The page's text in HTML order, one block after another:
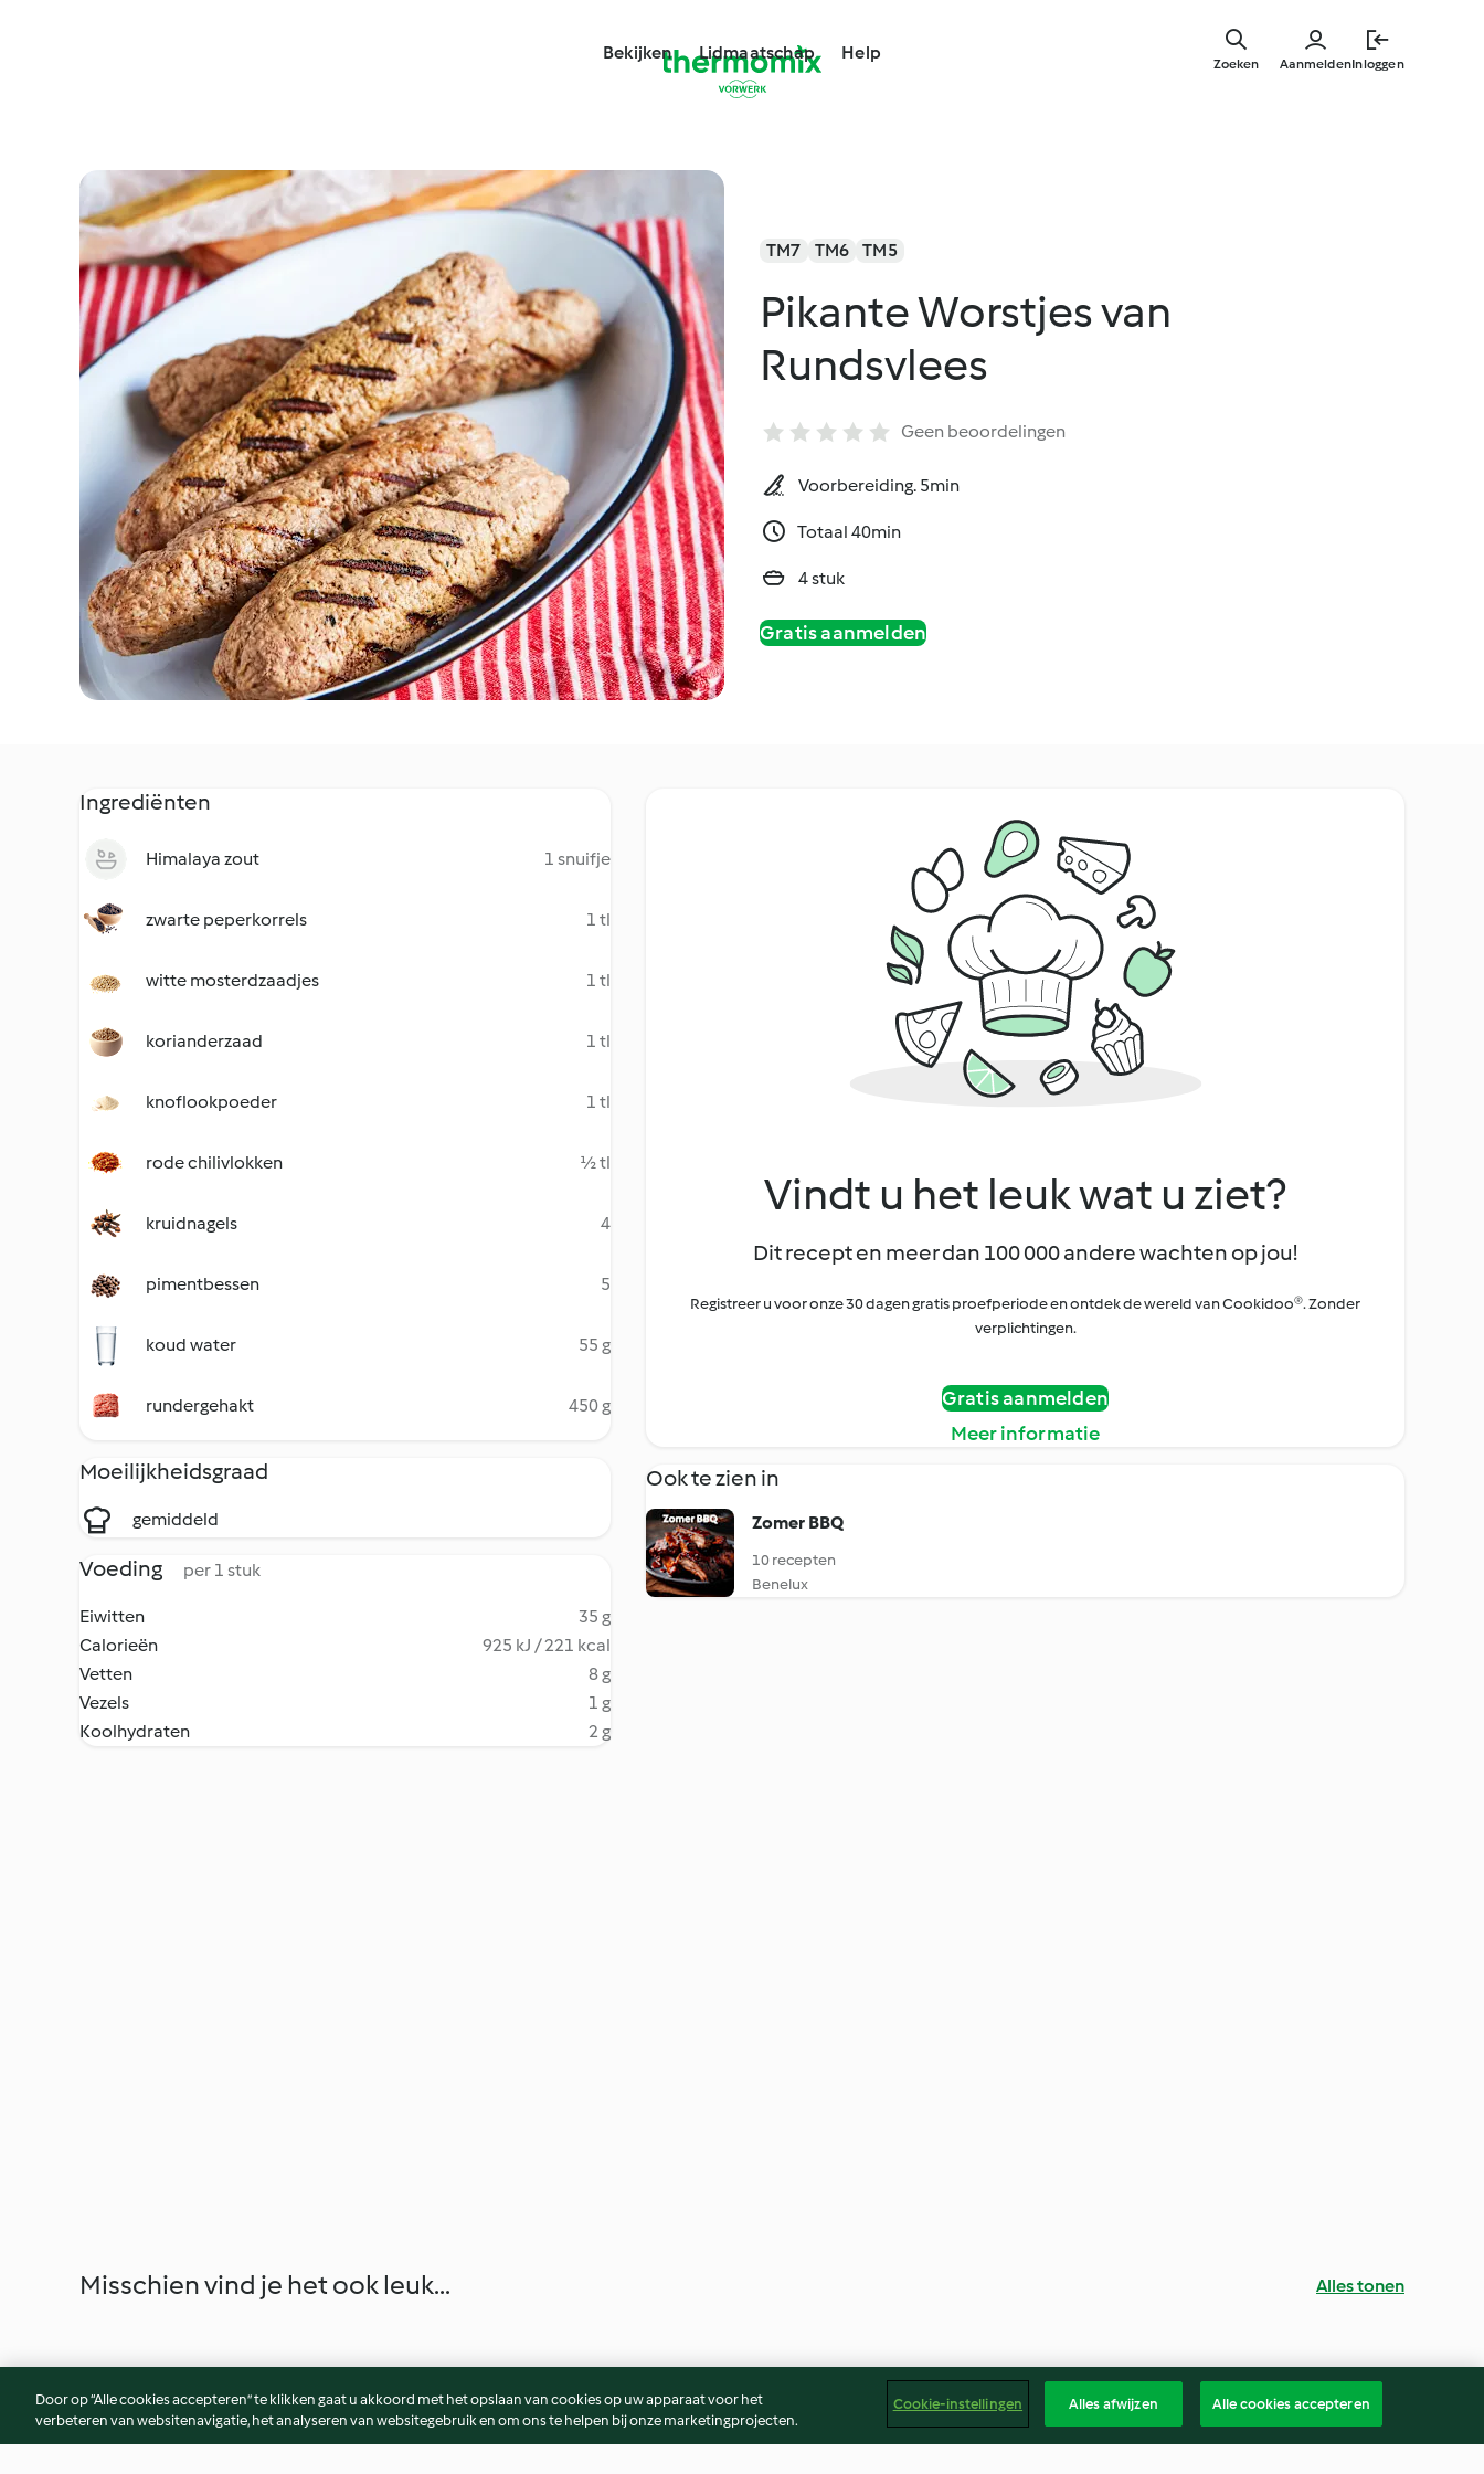
Bekijken Lidmaatschap Help
AanmeldenInloggen
Zoeken
TM7 TM6 TM5
Pikante Worstjes van
Rundsvlees
Geen beoordelingen
Voorbereiding. 5min
Totaal 40min
4 stuk
Gratis aanmelden
Ingrediënten
Himalaya zout 1 snuifje
zwarte peperkorrels 1 tl
witte mosterdzaadjes 1 tl
korianderzaad 1 tl
knoflookpoeder 1 tl
rode chilivlokken ½ tl
kruidnagels 4
pimentbessen 5
koud water 55 g
rundergehakt 450 g
Moeilijkheidsgraad
gemiddeld
Voeding per 1 stuk
Eiwitten
35 g
Calorieën
925 kJ / 221 kcal
Vetten
8 g
Vezels
1 g
Koolhydraten
2 g
Vindt u het leuk wat u ziet?
Dit recept en meer dan 100 000 andere wachten op jou!
Registreer u voor onze 30 dagen gratis proefperiode en ontdek de wereld van Cookidoo®. Zonder
verplichtingen.
Gratis aanmelden
Meer informatie
Ook te zien in
Zomer BBQ
10 recepten
Benelux
Misschien vind je het ook leuk... Alles tonen
Door op “Alle cookies accepteren” te klikken gaat u akkoord met het opslaan van cookies op uw apparaat voor het
verbeteren van websitenavigatie, het analyseren van websitegebruik en om ons te helpen bij onze marketingprojecten.
Cookie-instellingen Alles afwijzen Alle cookies accepteren